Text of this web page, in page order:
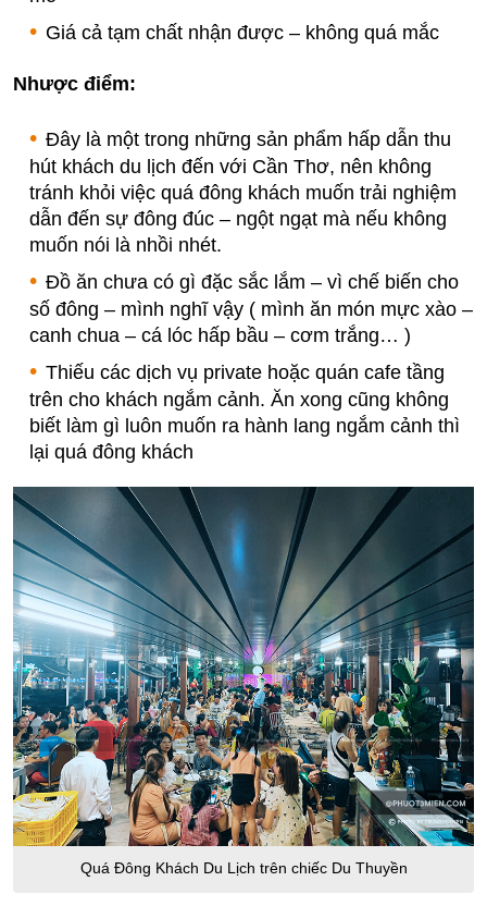
Giá cả tạm chất nhận được – không quá mắc
Nhược điểm:
Đây là một trong những sản phẩm hấp dẫn thu
hút khách du lịch đến với Cần Thơ, nên không
tránh khỏi việc quá đông khách muốn trải nghiệm
dẫn đến sự đông đúc – ngột ngạt mà nếu không
muốn nói là nhồi nhét.
Đồ ăn chưa có gì đặc sắc lắm – vì chế biến cho
số đông – mình nghĩ vậy ( mình ăn món mực xào –
canh chua – cá lóc hấp bầu – cơm trắng… )
Thiếu các dịch vụ private hoặc quán cafe tầng
trên cho khách ngắm cảnh. Ăn xong cũng không
biết làm gì luôn muốn ra hành lang ngắm cảnh thì
lại quá đông khách
Quá Đông Khách Du Lịch trên chiếc Du Thuyền